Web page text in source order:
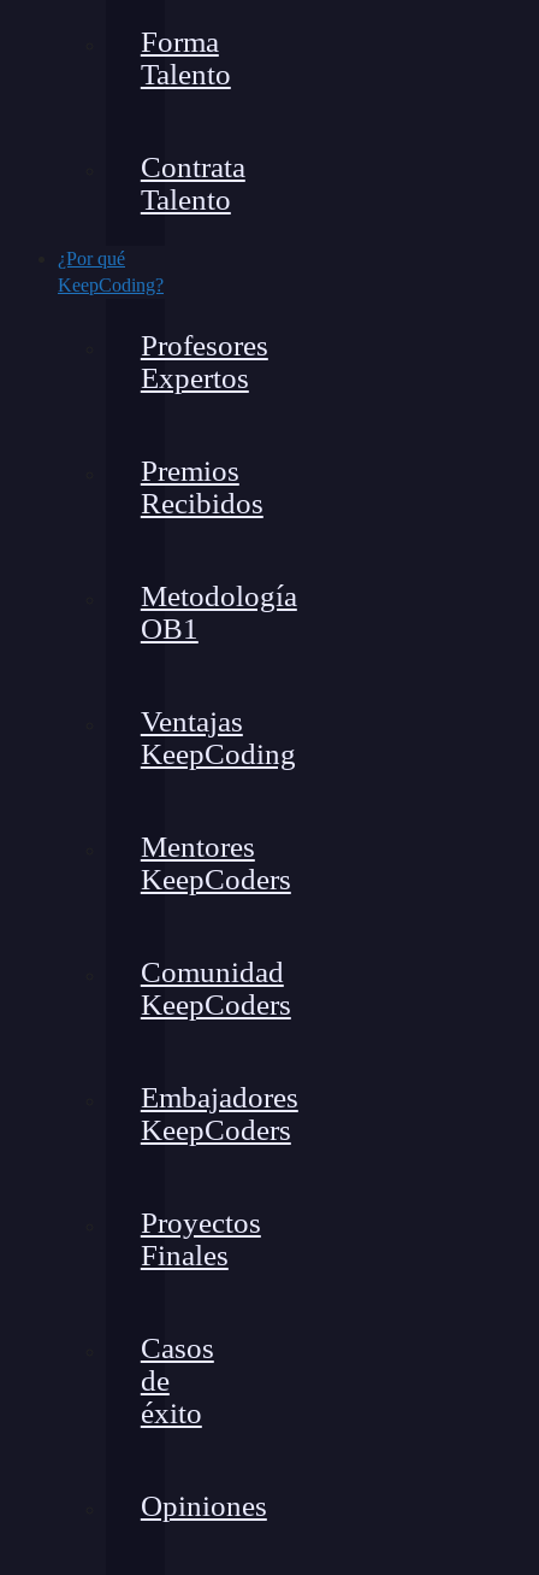
Forma
Talento
Contrata
Talento
¿Por qué
KeepCoding?
Profesores
Expertos
Premios
Recibidos
Metodología
OB1
Ventajas
KeepCoding
Mentores
KeepCoders
Comunidad
KeepCoders
Embajadores
KeepCoders
Proyectos
Finales
Casos
de
éxito
Opiniones